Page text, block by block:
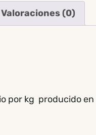
Valoraciones (0)
por kg producido